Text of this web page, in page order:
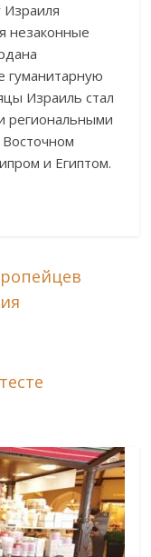
Израиля
незаконные
гуманитарную
Израиль стал
региональными
и Египтом.